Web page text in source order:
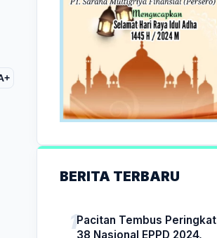
BERITA TERBARU
Pacitan Tembus Peringkat
38 Nasional EPPD 2024,